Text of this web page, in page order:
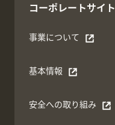
コーポレートサイト
別ウィンドウで開く
事業について
別ウィンドウで開く
基本情報
別ウィンドウで開く
安全への取り組み
別ウィンドウで開く